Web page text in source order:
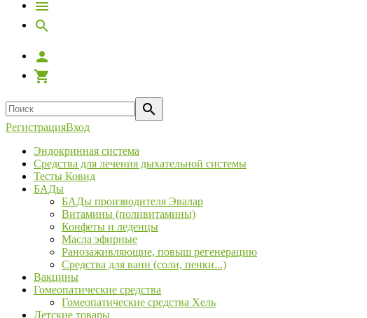
РегистрацияВход
Эндокринная система
Средства для лечения дыхательной системы
Тесты Ковид
БАДы
БАДы производителя Эвалар
Витамины (поливитамины)
Конфеты и леденцы
Масла эфирные
Ранозаживляющие, повыш регенерацию
Средства для ванн (соли, пенки...)
Вакцины
Гомеопатические средства
Гомеопатические средства Хель
Детские товары